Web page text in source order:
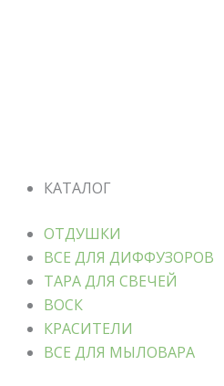
КАТАЛОГ
ОТДУШКИ
ВСЕ ДЛЯ ДИФФУЗОРОВ
ТАРА ДЛЯ СВЕЧЕЙ
ВОСК
КРАСИТЕЛИ
ВСЕ ДЛЯ МЫЛОВАРА